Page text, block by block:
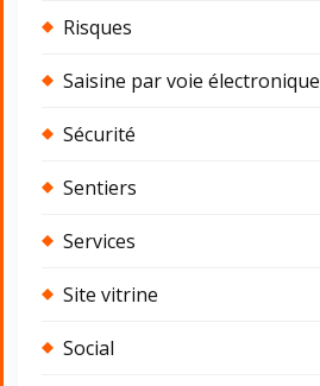
Risques
Saisine par voie électronique
Sécurité
Sentiers
Services
Site vitrine
Social